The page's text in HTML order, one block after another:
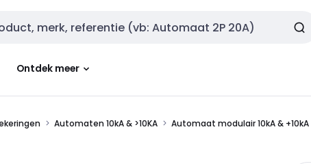
Ontdek meer
Automaten 10kA & >10KA Automaat modulair 10kA & +10kA